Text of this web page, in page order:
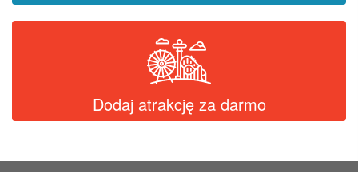
Dodaj atrakcję za darmo